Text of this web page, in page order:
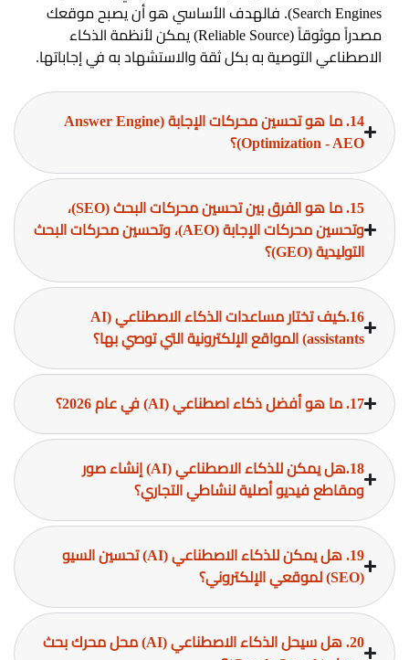
Search Engines). فالهدف الأساسي هو أن يصبح موقعك
مصدراً موثوقاً (Reliable Source) يمكن لأنظمة الذكاء
الاصطناعي التوصية به بكل ثقة والاستشهاد به في إجاباتها.
14. ما هو تحسين محركات الإجابة (Answer Engine
Optimization - AEO)؟
15. ما هو الفرق بين تحسين محركات البحث (SEO)،
وتحسين محركات الإجابة (AEO)، وتحسين محركات البحث
التوليدية (GEO)؟
16.كيف تختار مساعدات الذكاء الاصطناعي (AI
assistants) المواقع الإلكترونية التي توصي بها؟
17. ما هو أفضل ذكاء اصطناعي (AI) في عام 2026؟
18.هل يمكن للذكاء الاصطناعي (AI) إنشاء صور
ومقاطع فيديو أصلية لنشاطي التجاري؟
19. هل يمكن للذكاء الاصطناعي (AI) تحسين السيو
(SEO) لموقعي الإلكتروني؟
20. هل سيحل الذكاء الاصطناعي (AI) محل محرك بحث